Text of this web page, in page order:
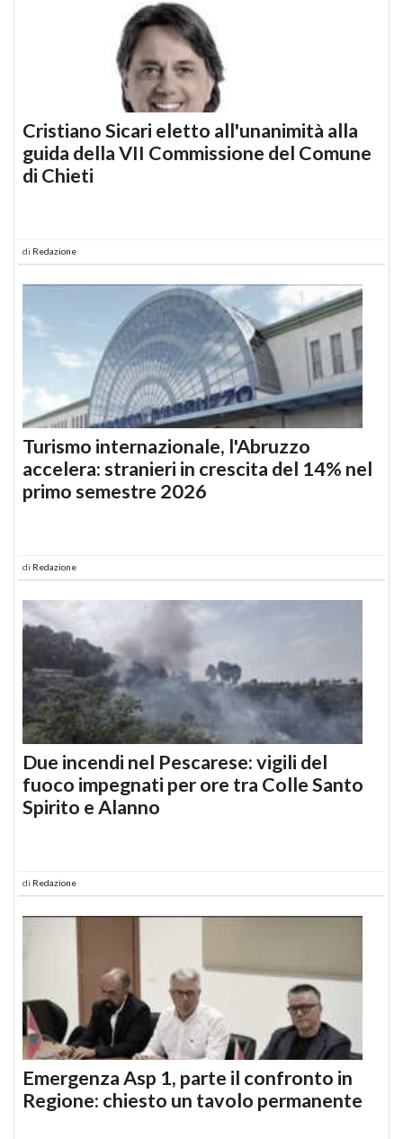
Cristiano Sicari eletto all'unanimità alla
guida della VII Commissione del Comune
di Chieti
di Redazione
Turismo internazionale, l'Abruzzo
accelera: stranieri in crescita del 14% nel
primo semestre 2026
di Redazione
Due incendi nel Pescarese: vigili del
fuoco impegnati per ore tra Colle Santo
Spirito e Alanno
di Redazione
Emergenza Asp 1, parte il confronto in
Regione: chiesto un tavolo permanente